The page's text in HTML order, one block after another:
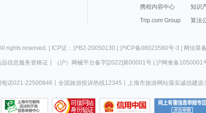
携程内容中心
知识
Trip.com Group
算法
rights reserved. | ICP证：沪B2-20050130 | 沪ICP备08023580号-3 | 网信算
信息服务资格证 （沪）网械平台备字[2022]第00001号| 沪网食备1050001
话021-22500846 全国旅游投诉热线12345 上海市旅游网站落实诚信建